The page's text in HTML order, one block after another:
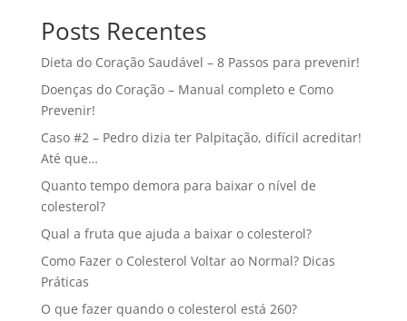
Posts Recentes
Dieta do Coração Saudável – 8 Passos para prevenir!
Doenças do Coração – Manual completo e Como
Prevenir!
Caso #2 – Pedro dizia ter Palpitação, difícil acreditar!
Até que…
Quanto tempo demora para baixar o nível de
colesterol?
Qual a fruta que ajuda a baixar o colesterol?
Como Fazer o Colesterol Voltar ao Normal? Dicas
Práticas
O que fazer quando o colesterol está 260?